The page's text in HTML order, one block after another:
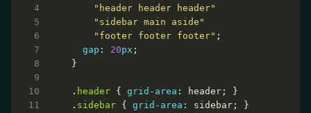
"header header header"
"sidebar main aside"
"footer footer footer"
gap : 20px
. header { grid-area
. sidebar { grid-area